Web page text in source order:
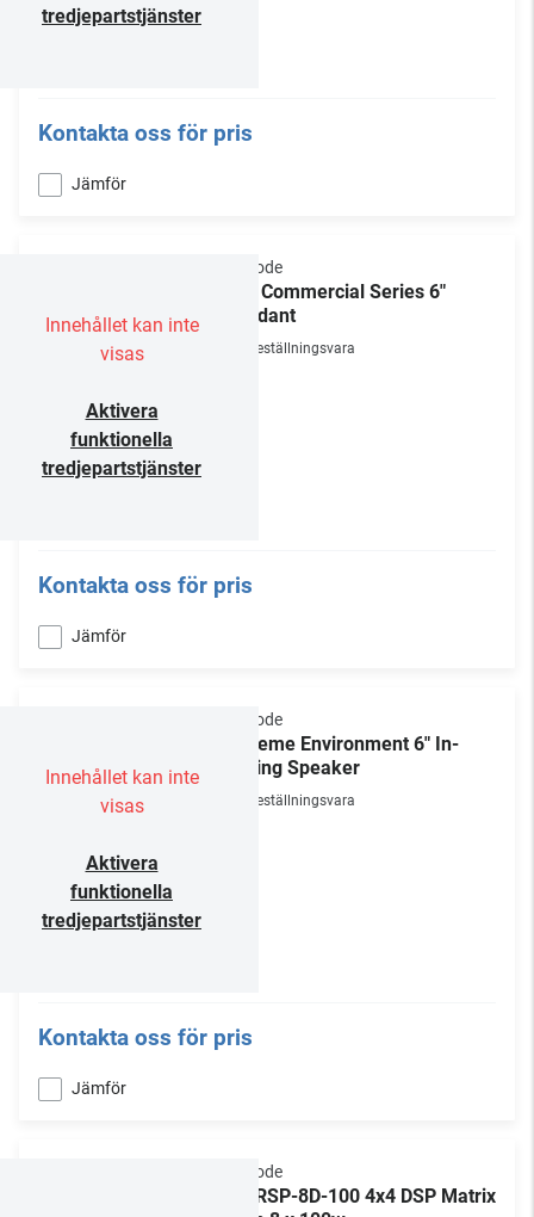
tredjepartstjänster
Kontakta oss för pris
Jämför
Innehållet kan inte
visas
Aktivera
funktionella
tredjepartstjänster
Episode
800 Commercial Series 6"
Pendant
Beställningsvara
Kontakta oss för pris
Jämför
Innehållet kan inte
visas
Aktivera
funktionella
tredjepartstjänster
Episode
Extreme Environment 6" In-
Ceiling Speaker
Beställningsvara
Kontakta oss för pris
Jämför
Episode
EA-RSP-8D-100 4x4 DSP Matrix